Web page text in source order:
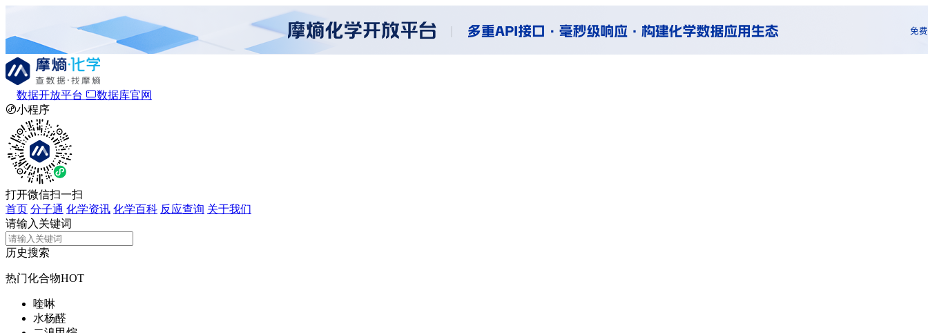
数据开放平台
数据库官网
小程序
打开微信扫一扫
首页 分子通 化学资讯 化学百科 反应查询 关于我们
请输入关键词
历史搜索
热门化合物HOT
喹啉
水杨醛